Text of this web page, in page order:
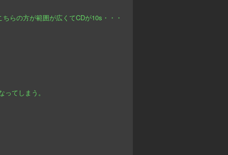
らの方が範囲が広くてCDが10s・・・
てしまう。